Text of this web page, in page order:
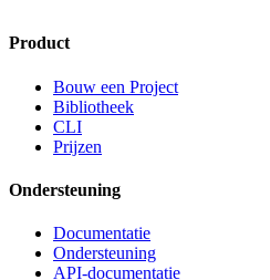
Product
Bouw een Project
Bibliotheek
CLI
Prijzen
Ondersteuning
Documentatie
Ondersteuning
API-documentatie